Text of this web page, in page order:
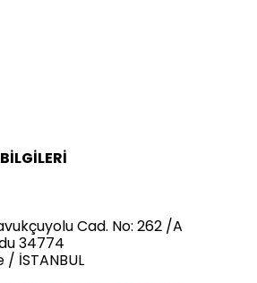
Cad. No: 262 /A
34774
İSTANBUL